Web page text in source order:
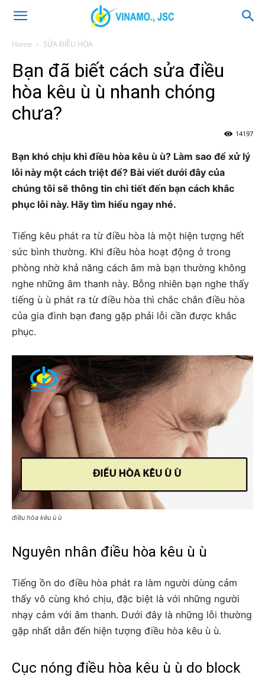
Home SỬA ĐIỀU HÒA
Bạn đã biết cách sửa điều
hòa kêu ù ù nhanh chóng
chưa?
14197
Bạn khó chịu khi điều hòa kêu ù ù? Làm sao để xử lý
lỗi này một cách triệt để? Bài viết dưới đây của
chúng tôi sẽ thông tin chi tiết đến bạn cách khắc
phục lỗi này. Hãy tìm hiểu ngay nhé.
Tiếng kêu phát ra từ điều hòa là một hiện tượng hết
sức bình thường. Khi điều hòa hoạt động ở trong
phòng nhờ khả năng cách âm mà bạn thường không
nghe những âm thanh này. Bỗng nhiên bạn nghe thấy
tiếng ù ù phát ra từ điều hòa thì chắc chắn điều hòa
của gia đình bạn đang gặp phải lỗi cần được khắc
phục.
điều hòa kêu ù ù
Nguyên nhân điều hòa kêu ù ù
Tiếng ồn do điều hòa phát ra làm người dùng cảm
thấy vô cùng khó chịu, đặc biệt là với những người
nhạy cảm với âm thanh. Dưới đây là những lỗi thường
gặp nhất dẫn đến hiện tượng điều hòa kêu ù ù.
Cục nóng điều hòa kêu ù ù do block